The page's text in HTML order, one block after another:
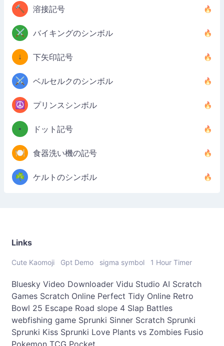
🔨 溶接記号
⚔️ バイキングのシンボル
↓ 下矢印記号
⚔️ ベルセルクのシンボル
☮️ プリンスシンボル
• ドット記号
🍽️ 食器洗い機の記号
☘️ ケルトのシンボル
Links
Cute Kaomoji Gpt Demo sigma symbol 1 Hour Timer
Bluesky Video Downloader Vidu Studio AI Scratch
Games Scratch Online Perfect Tidy Online Retro
Bowl 25 Escape Road slope 4 Slap Battles
webfishing game Sprunki Sinner Scratch Sprunki
Sprunki Kiss Sprunki Love Plants vs Zombies Fusio
Pokemon TCG Pocket